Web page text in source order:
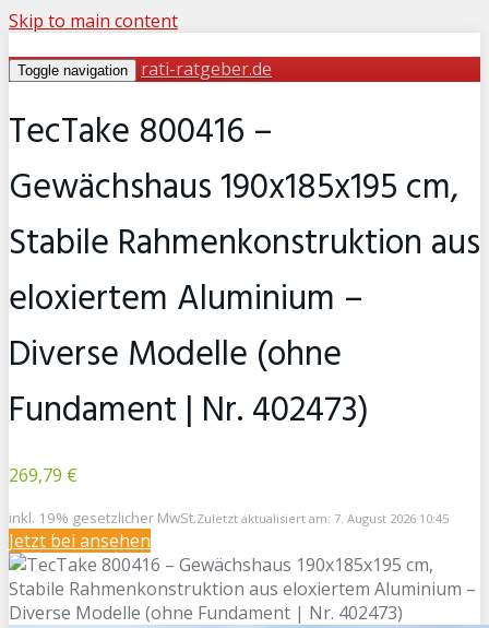
Skip to main content
Toggle navigation rati-ratgeber.de
TecTake 800416 –
Gewächshaus 190x185x195 cm,
Stabile Rahmenkonstruktion aus
eloxiertem Aluminium –
Diverse Modelle (ohne
Fundament | Nr. 402473)
269,79 €
inkl. 19% gesetzlicher MwSt.Zuletzt aktualisiert am: 7. August 2026 10:45
Jetzt bei ansehen